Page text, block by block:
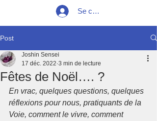
Se connecter
Post
Fêtes de Noël…. ?
Joshin Sensei
17 déc. 2022 3 min de lecture
En vrac, quelques questions, quelques
réflexions pour nous, pratiquants de la
Voie, comment le vivre, comment